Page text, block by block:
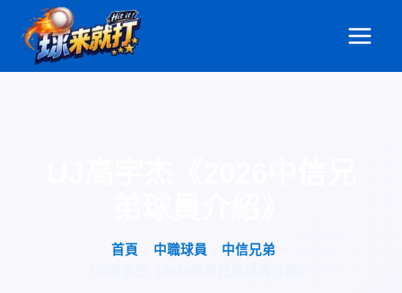
首頁 中職球員
中信兄弟